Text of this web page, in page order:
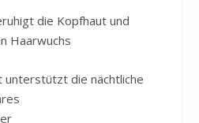
die Kopfhaut und
Haarwuchs
die nächtliche